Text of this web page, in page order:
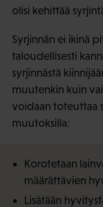
olisi kehittää
Syrjinnän ei ikinä
taloudellisesti
syrjinnästä
muutenkin kuin
voidaan toteuttaa
muutoksilla:
Korotetaan
määrättävien
Lisätään